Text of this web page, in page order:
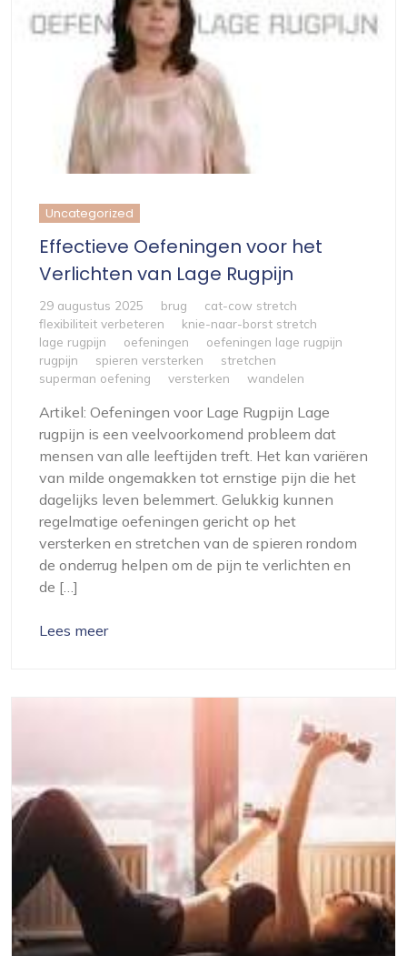
Uncategorized
Effectieve Oefeningen voor het
Verlichten van Lage Rugpijn
29 augustus 2025 brug
cat-cow stretch
flexibiliteit verbeteren
knie-naar-borst stretch
lage rugpijn
oefeningen
oefeningen lage rugpijn
rugpijn
spieren versterken
stretchen
superman oefening
versterken wandelen
Artikel: Oefeningen voor Lage Rugpijn Lage
rugpijn is een veelvoorkomend probleem dat
mensen van alle leeftijden treft. Het kan variëren
van milde ongemakken tot ernstige pijn die het
dagelijks leven belemmert. Gelukkig kunnen
regelmatige oefeningen gericht op het
versterken en stretchen van de spieren rondom
de onderrug helpen om de pijn te verlichten en
de […]
Lees meer